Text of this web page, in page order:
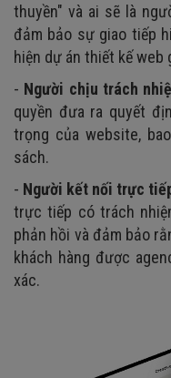
thuyền" và ai sẽ là
đảm bảo sự giao tiếp
hiện dự án thiết kế web
- Người chịu trách
quyền đưa ra quyết
trọng của website,
sách.
- Người kết nối trực
trực tiếp có trách
phản hồi và đảm bảo
khách hàng được
xác.